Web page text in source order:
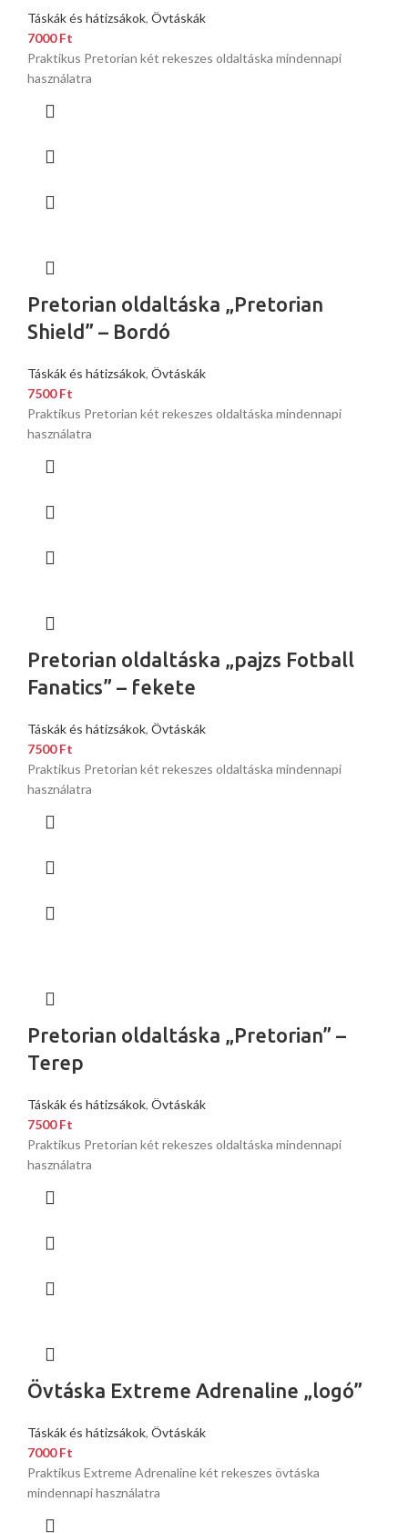
Táskák és hátizsákok, Övtáskák
7000Ft
Praktikus Pretorian két rekeszes oldaltáska mindennapi
használatra
Pretorian oldaltáska „Pretorian
Shield” – Bordó
Táskák és hátizsákok, Övtáskák
7500Ft
Praktikus Pretorian két rekeszes oldaltáska mindennapi
használatra
Pretorian oldaltáska „pajzs Fotball
Fanatics” – fekete
Táskák és hátizsákok, Övtáskák
7500Ft
Praktikus Pretorian két rekeszes oldaltáska mindennapi
használatra
Pretorian oldaltáska „Pretorian” –
Terep
Táskák és hátizsákok, Övtáskák
7500Ft
Praktikus Pretorian két rekeszes oldaltáska mindennapi
használatra
Övtáska Extreme Adrenaline „logó”
Táskák és hátizsákok, Övtáskák
7000Ft
Praktikus Extreme Adrenaline két rekeszes övtáska
mindennapi használatra